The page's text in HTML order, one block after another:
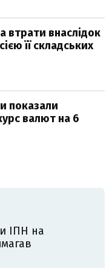
втрати внаслідок
її складських
показали
валют на 6
ІПН на